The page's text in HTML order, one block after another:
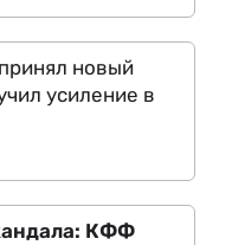
новый
усиление в
КФФ